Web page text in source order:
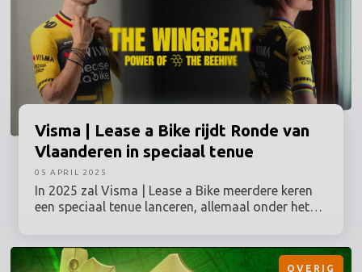
Visma
| Lease a Bike rijdt Ronde van
Vlaanderen in speciaal tenue
In 2025 zal Visma | Lease a Bike meerdere keren
een speciaal tenue lanceren, allemaal onder het
'Killer Bees' die de ploeg vanwege haar zwart-gele
05 APRIL 2025
OVERIG